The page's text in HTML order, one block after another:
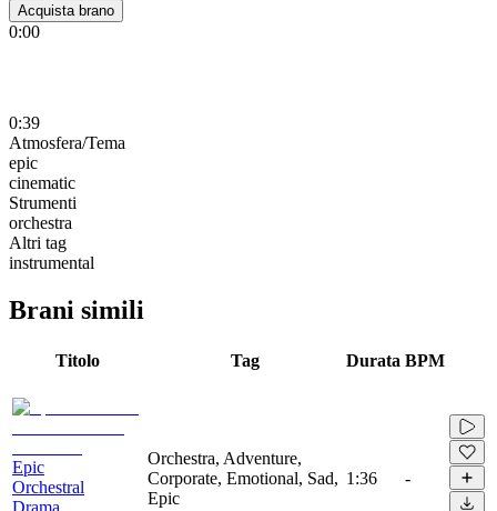
Acquista brano
0:00
0:39
Atmosfera/Tema
epic
cinematic
Strumenti
orchestra
Altri tag
instrumental
Brani simili
Titolo Tag Durata BPM
Epic
Orchestral
Drama
Orchestra, Adventure,
Corporate, Emotional, Sad,
Epic
1:36 -